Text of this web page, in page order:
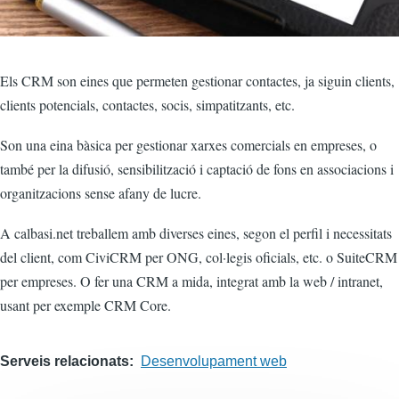
Els CRM son eines que permeten gestionar contactes, ja siguin clients,
clients potencials, contactes, socis, simpatitzants, etc.
Son una eina bàsica per gestionar xarxes comercials en empreses, o
també per la difusió, sensibilització i captació de fons en associacions i
organitzacions sense afany de lucre.
A calbasi.net treballem amb diverses eines, segon el perfil i necessitats
del client, com CiviCRM per ONG, col·legis oficials, etc. o SuiteCRM
per empreses. O fer una CRM a mida, integrat amb la web / intranet,
usant per exemple CRM Core.
Serveis relacionats Desenvolupament web